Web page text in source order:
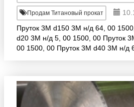
Продам Титановый прокат
Пруток 3М d150 3М н/д 64, 00
d20 3М н/д 5, 00 1500, 00 Пруток
00 1500, 00 Пруток 3М d40 3М н/д